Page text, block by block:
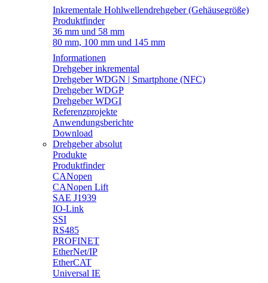
Inkrementale Hohlwellendrehgeber (Gehäusegröße)
Produktfinder
36 mm und 58 mm
80 mm, 100 mm und 145 mm
Informationen
Drehgeber inkremental
Drehgeber WDGN | Smartphone (NFC)
Drehgeber WDGP
Drehgeber WDGI
Referenzprojekte
Anwendungsberichte
Download
Drehgeber absolut
Produkte
Produktfinder
CANopen
CANopen Lift
SAE J1939
IO-Link
SSI
RS485
PROFINET
EtherNet/IP
EtherCAT
Universal IE